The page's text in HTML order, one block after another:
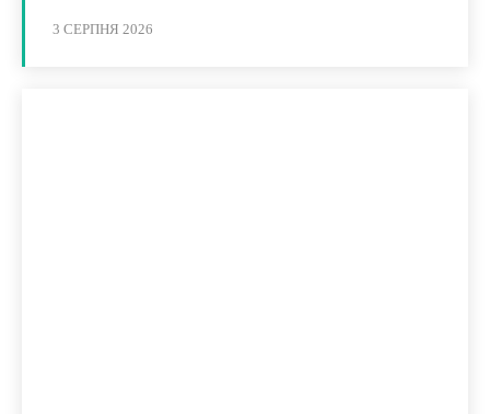
3 СЕРПНЯ 2026